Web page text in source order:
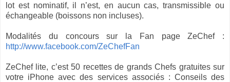
lot est nominatif, il n’est, en aucun cas, transmissible ou
échangeable (boissons non incluses).
Modalités du concours sur la Fan page ZeChef :
http://www.facebook.com/ZeChefFan
ZeChef lite, c’est 50 recettes de grands Chefs gratuites sur
votre iPhone avec des services associés : Conseils des